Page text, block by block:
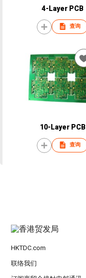
4-Layer PCB
查询
10-Layer PCB
查询
HKTDC.com
联络我们